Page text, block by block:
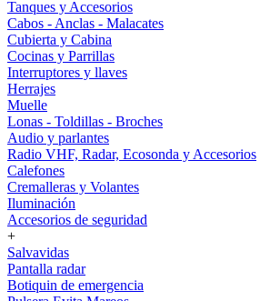
Tanques y Accesorios
Cabos - Anclas - Malacates
Cubierta y Cabina
Cocinas y Parrillas
Interruptores y llaves
Herrajes
Muelle
Lonas - Toldillas - Broches
Audio y parlantes
Radio VHF, Radar, Ecosonda y Accesorios
Calefones
Cremalleras y Volantes
Iluminación
Accesorios de seguridad
+
Salvavidas
Pantalla radar
Botiquin de emergencia